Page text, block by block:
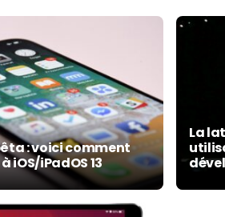
: voici comment
iOS/iPadOS 13
La